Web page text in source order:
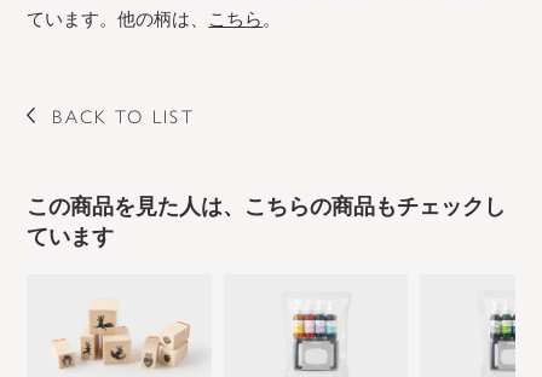
ています。他の柄は、 こちら 。
BACK TO LIST
この商品を見た人は、こちらの商品もチェックし
ています